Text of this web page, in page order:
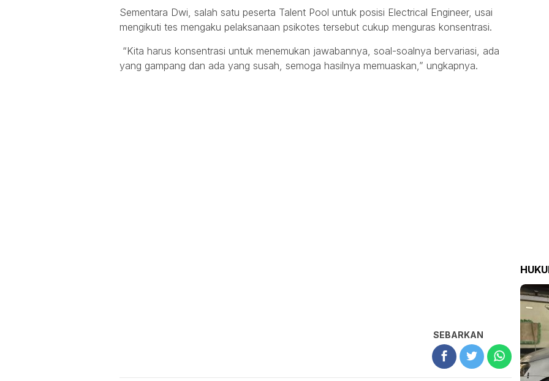
Sementara Dwi, salah satu peserta Talent Pool untuk posisi Electrical Engineer, usai
mengikuti tes mengaku pelaksanaan psikotes tersebut cukup menguras konsentrasi.
“Kita harus konsentrasi untuk menemukan jawabannya, soal-soalnya bervariasi, ada
yang gampang dan ada yang susah, semoga hasilnya memuaskan,” ungkapnya.
SEBARKAN